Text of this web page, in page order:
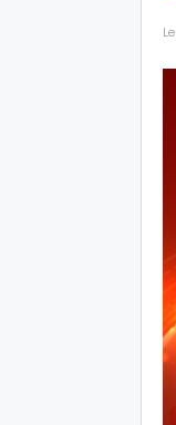
Le